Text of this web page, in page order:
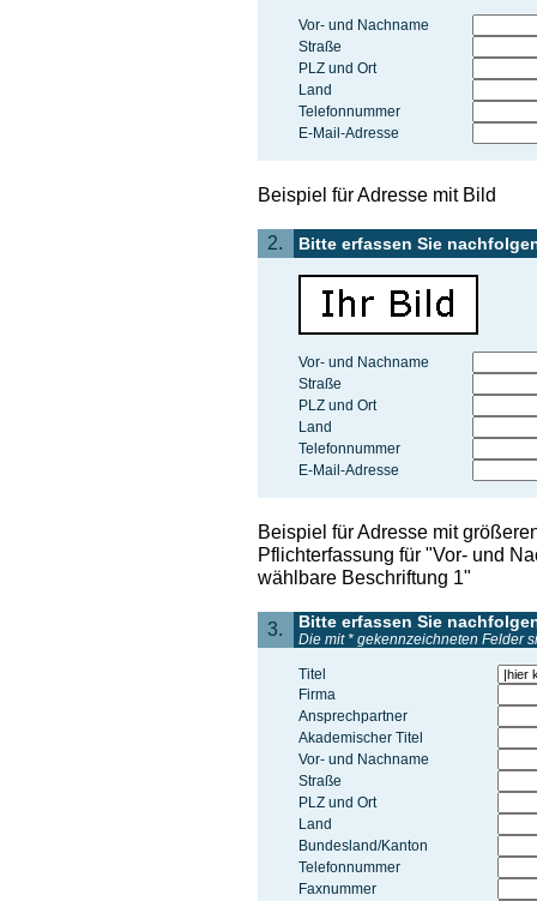
Vor- und Nachname
Straße
PLZ und Ort
Land
Telefonnummer
E-Mail-Adresse
Beispiel für Adresse mit Bild
2. Bitte erfassen Sie
Vor- und Nachname
Straße
PLZ und Ort
Land
Telefonnummer
E-Mail-Adresse
Beispiel für Adresse mit
Pflichterfassung für "Vor- und
wählbare Beschriftung 1"
3. Bitte erfassen Sie
Die mit * gekennzeichneten Felder
Titel
Firma
Ansprechpartner
Akademischer Titel
Vor- und Nachname
Straße
PLZ und Ort
Land
Bundesland/Kanton
Telefonnummer
Faxnummer